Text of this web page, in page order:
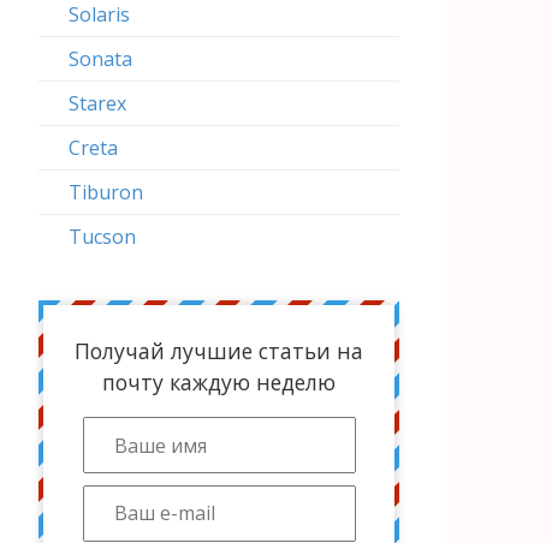
Solaris
Sonata
Starex
Creta
Tiburon
Tucson
Получай лучшие статьи на
почту каждую неделю